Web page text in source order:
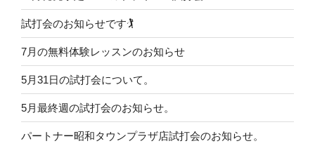
試打会のお知らせです🏌️
7月の無料体験レッスンのお知らせ
5月31日の試打会について。
5月最終週の試打会のお知らせ。
パートナー昭和タウンプラザ店試打会のお知らせ。